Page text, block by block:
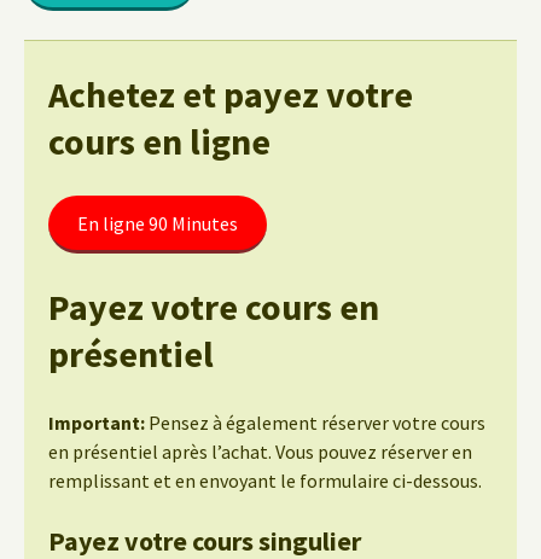
Achetez et payez votre
cours en ligne
En ligne 90 Minutes
Payez votre cours en
présentiel
Important: Pensez à également réserver votre cours
en présentiel après l’achat. Vous pouvez réserver en
remplissant et en envoyant le formulaire ci-dessous.
Payez votre cours singulier